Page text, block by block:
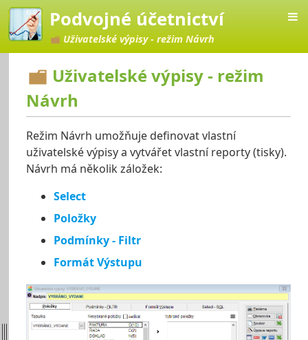
Podvojné účetnictví
Uživatelské výpisy - režim Návrh
Uživatelské výpisy - režim
Návrh
Režim Návrh umožňuje definovat vlastní
uživatelské výpisy a vytvářet vlastní reporty (tisky).
Návrh má několik záložek:
Select
Položky
Podmínky - Filtr
Formát Výstupu